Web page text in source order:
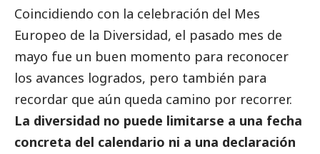
Coincidiendo con la celebración del Mes
Europeo de la Diversidad, el pasado mes de
mayo fue un buen momento para reconocer
los avances logrados, pero también para
recordar que aún queda camino por recorrer.
La diversidad no puede limitarse a una fecha
concreta del calendario ni a una declaración